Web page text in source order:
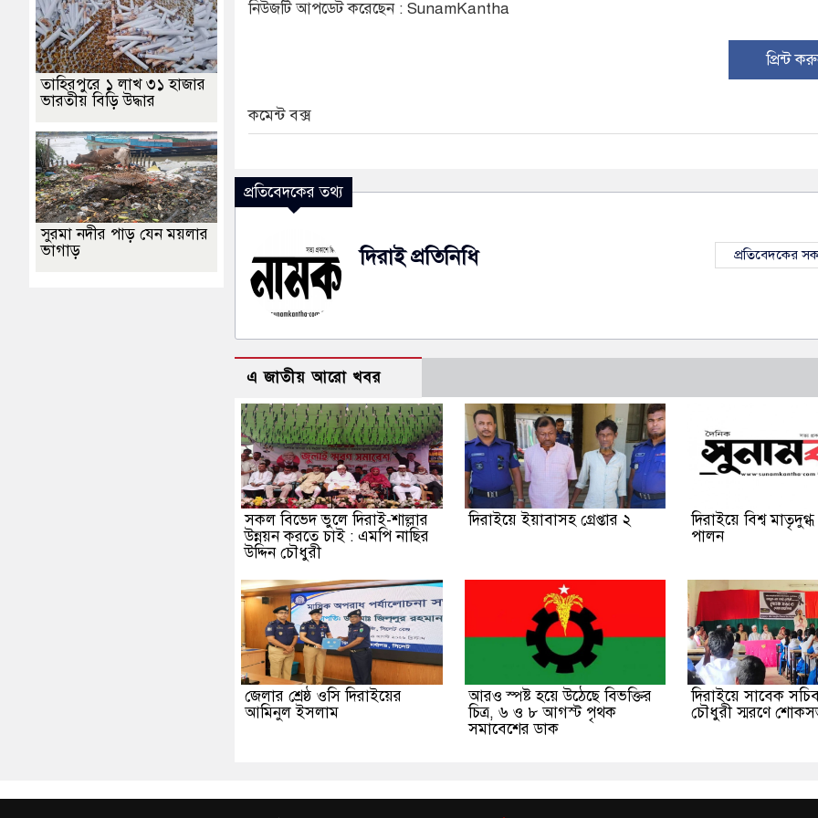
নিউজটি আপডেট করেছেন : SunamKantha
প্রিন্ট
কমেন্ট বক্স
প্রতিবেদকের তথ্য
দিরাই প্রতিনিধি প্রতিবেদকের
এ জাতীয় আরো খবর
সকল বিভেদ ভুলে দিরাই-শাল্লার
উন্নয়ন করতে চাই : এমপি নাছির
উদ্দিন চৌধুরী
দিরাইয়ে ইয়াবাসহ গ্রেপ্তার ২
দিরাইয়ে বিশ্ব মাতৃদুগ্ধ
পালন
জেলার শ্রেষ্ঠ ওসি দিরাইয়ের
আমিনুল ইসলাম
আরও স্পষ্ট হয়ে উঠেছে বিভক্তির
চিত্র, ৬ ও ৮ আগস্ট পৃথক
সমাবেশের ডাক
দিরাইয়ে সাবেক
চৌধুরী স্মরণে
তাহিরপুরে ১ লাখ ৩১ হাজার
ভারতীয় বিড়ি উদ্ধার
সুরমা নদীর পাড় যেন ময়লার
ভাগাড়